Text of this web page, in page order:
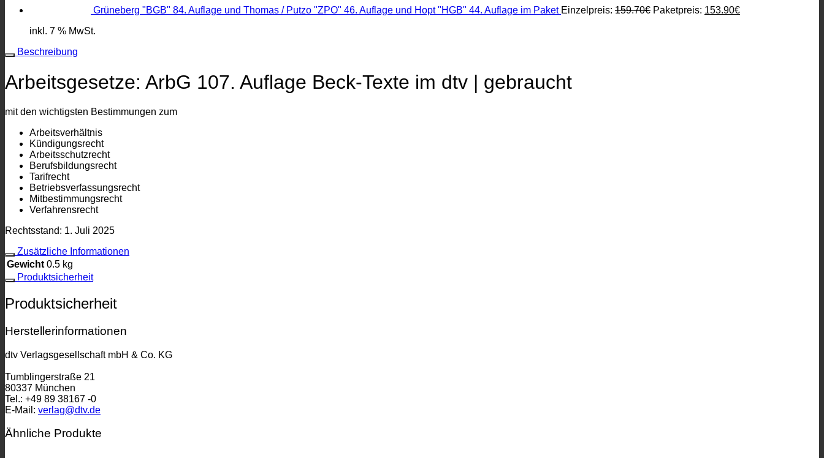
Grüneberg "BGB" 84. Auflage und Thomas / Putzo "ZPO" 46. Auflage und Hopt "HGB" 44. Auflage im Paket Einzelpreis: 159.70€ Paketpreis: 153.90€
inkl. 7 % MwSt.
Beschreibung
Arbeitsgesetze: ArbG 107. Auflage Beck-Texte im dtv | gebraucht
mit den wichtigsten Bestimmungen zum
Arbeitsverhältnis
Kündigungsrecht
Arbeitsschutzrecht
Berufsbildungsrecht
Tarifrecht
Betriebsverfassungsrecht
Mitbestimmungsrecht
Verfahrensrecht
Rechtsstand: 1. Juli 2025
Zusätzliche Informationen
Gewicht 0.5 kg
Produktsicherheit
Produktsicherheit
Herstellerinformationen
dtv Verlagsgesellschaft mbH & Co. KG
Tumblingerstraße 21
80337 München
Tel.: +49 89 38167 -0
E-Mail: verlag@dtv.de
Ähnliche Produkte